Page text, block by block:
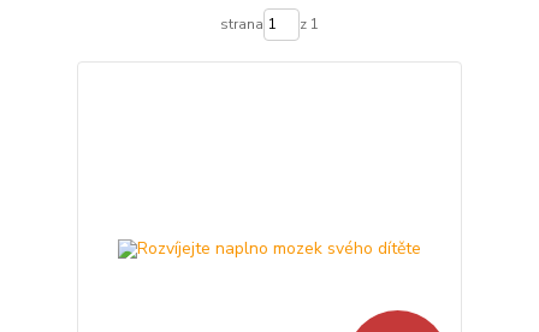
strana z 1